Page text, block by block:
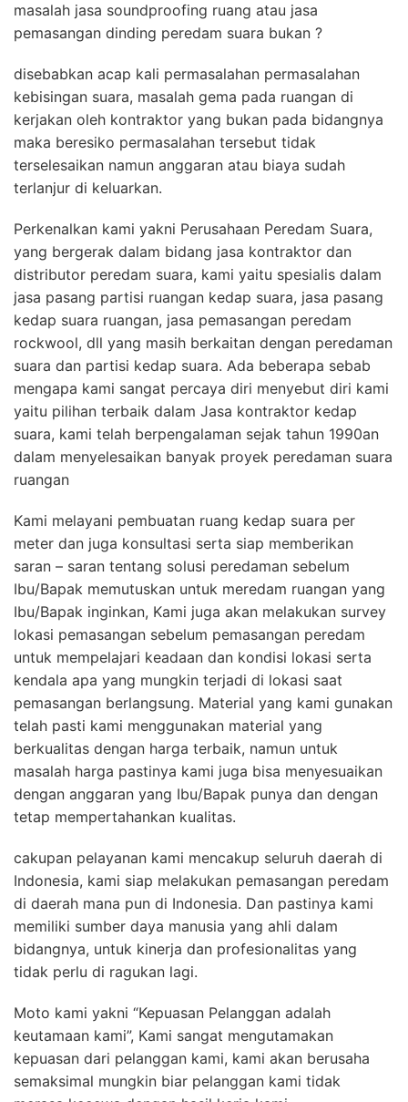
masalah jasa soundproofing ruang atau jasa
pemasangan dinding peredam suara bukan ?
disebabkan acap kali permasalahan permasalahan
kebisingan suara, masalah gema pada ruangan di
kerjakan oleh kontraktor yang bukan pada bidangnya
maka beresiko permasalahan tersebut tidak
terselesaikan namun anggaran atau biaya sudah
terlanjur di keluarkan.
Perkenalkan kami yakni Perusahaan Peredam Suara,
yang bergerak dalam bidang jasa kontraktor dan
distributor peredam suara, kami yaitu spesialis dalam
jasa pasang partisi ruangan kedap suara, jasa pasang
kedap suara ruangan, jasa pemasangan peredam
rockwool, dll yang masih berkaitan dengan peredaman
suara dan partisi kedap suara. Ada beberapa sebab
mengapa kami sangat percaya diri menyebut diri kami
yaitu pilihan terbaik dalam Jasa kontraktor kedap
suara, kami telah berpengalaman sejak tahun 1990an
dalam menyelesaikan banyak proyek peredaman suara
ruangan
Kami melayani pembuatan ruang kedap suara per
meter dan juga konsultasi serta siap memberikan
saran – saran tentang solusi peredaman sebelum
Ibu/Bapak memutuskan untuk meredam ruangan yang
Ibu/Bapak inginkan, Kami juga akan melakukan survey
lokasi pemasangan sebelum pemasangan peredam
untuk mempelajari keadaan dan kondisi lokasi serta
kendala apa yang mungkin terjadi di lokasi saat
pemasangan berlangsung. Material yang kami gunakan
telah pasti kami menggunakan material yang
berkualitas dengan harga terbaik, namun untuk
masalah harga pastinya kami juga bisa menyesuaikan
dengan anggaran yang Ibu/Bapak punya dan dengan
tetap mempertahankan kualitas.
cakupan pelayanan kami mencakup seluruh daerah di
Indonesia, kami siap melakukan pemasangan peredam
di daerah mana pun di Indonesia. Dan pastinya kami
memiliki sumber daya manusia yang ahli dalam
bidangnya, untuk kinerja dan profesionalitas yang
tidak perlu di ragukan lagi.
Moto kami yakni “Kepuasan Pelanggan adalah
keutamaan kami”, Kami sangat mengutamakan
kepuasan dari pelanggan kami, kami akan berusaha
semaksimal mungkin biar pelanggan kami tidak